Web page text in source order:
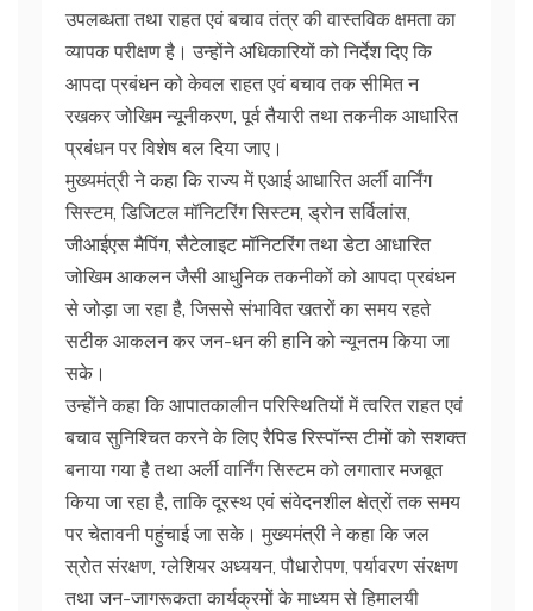
उपलब्धता तथा राहत एवं बचाव तंत्र की वास्तविक क्षमता का
व्यापक परीक्षण है। उन्होंने अधिकारियों को निर्देश दिए कि
आपदा प्रबंधन को केवल राहत एवं बचाव तक सीमित न
रखकर जोखिम न्यूनीकरण, पूर्व तैयारी तथा तकनीक आधारित
प्रबंधन पर विशेष बल दिया जाए।
मुख्यमंत्री ने कहा कि राज्य में एआई आधारित अर्ली वार्निंग
सिस्टम, डिजिटल मॉनिटरिंग सिस्टम, ड्रोन सर्विलांस,
जीआईएस मैपिंग, सैटेलाइट मॉनिटरिंग तथा डेटा आधारित
जोखिम आकलन जैसी आधुनिक तकनीकों को आपदा प्रबंधन
से जोड़ा जा रहा है, जिससे संभावित खतरों का समय रहते
सटीक आकलन कर जन-धन की हानि को न्यूनतम किया जा
सके।
उन्होंने कहा कि आपातकालीन परिस्थितियों में त्वरित राहत एवं
बचाव सुनिश्चित करने के लिए रैपिड रिस्पॉन्स टीमों को सशक्त
बनाया गया है तथा अर्ली वार्निंग सिस्टम को लगातार मजबूत
किया जा रहा है, ताकि दूरस्थ एवं संवेदनशील क्षेत्रों तक समय
पर चेतावनी पहुंचाई जा सके। मुख्यमंत्री ने कहा कि जल
स्रोत संरक्षण, ग्लेशियर अध्ययन, पौधारोपण, पर्यावरण संरक्षण
तथा जन-जागरूकता कार्यक्रमों के माध्यम से हिमालयी